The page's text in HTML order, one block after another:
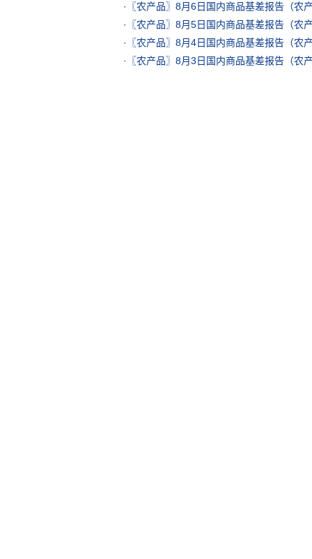
·
〖农产品〗8月6日国内商品基差报告（农
·
〖农产品〗8月5日国内商品基差报告（农
·
〖农产品〗8月4日国内商品基差报告（农
·
〖农产品〗8月3日国内商品基差报告（农